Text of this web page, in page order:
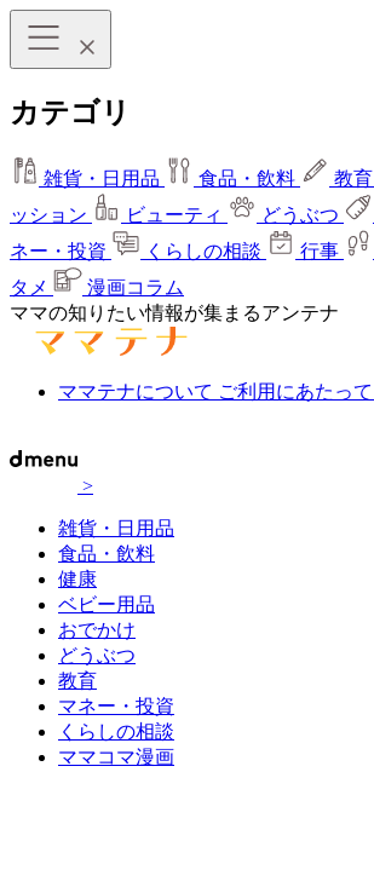
カテゴリ
雑貨・日用品 食品・飲料 教育
ッション
ビューティ どうぶつ
ネー・投資
くらしの相談 行事
タメ
漫画コラム
ママの知りたい情報が集まるアンテナ
ママテナについて ご利用にあたって
>
雑貨・日用品
食品・飲料
健康
ベビー用品
おでかけ
どうぶつ
教育
マネー・投資
くらしの相談
ママコマ漫画